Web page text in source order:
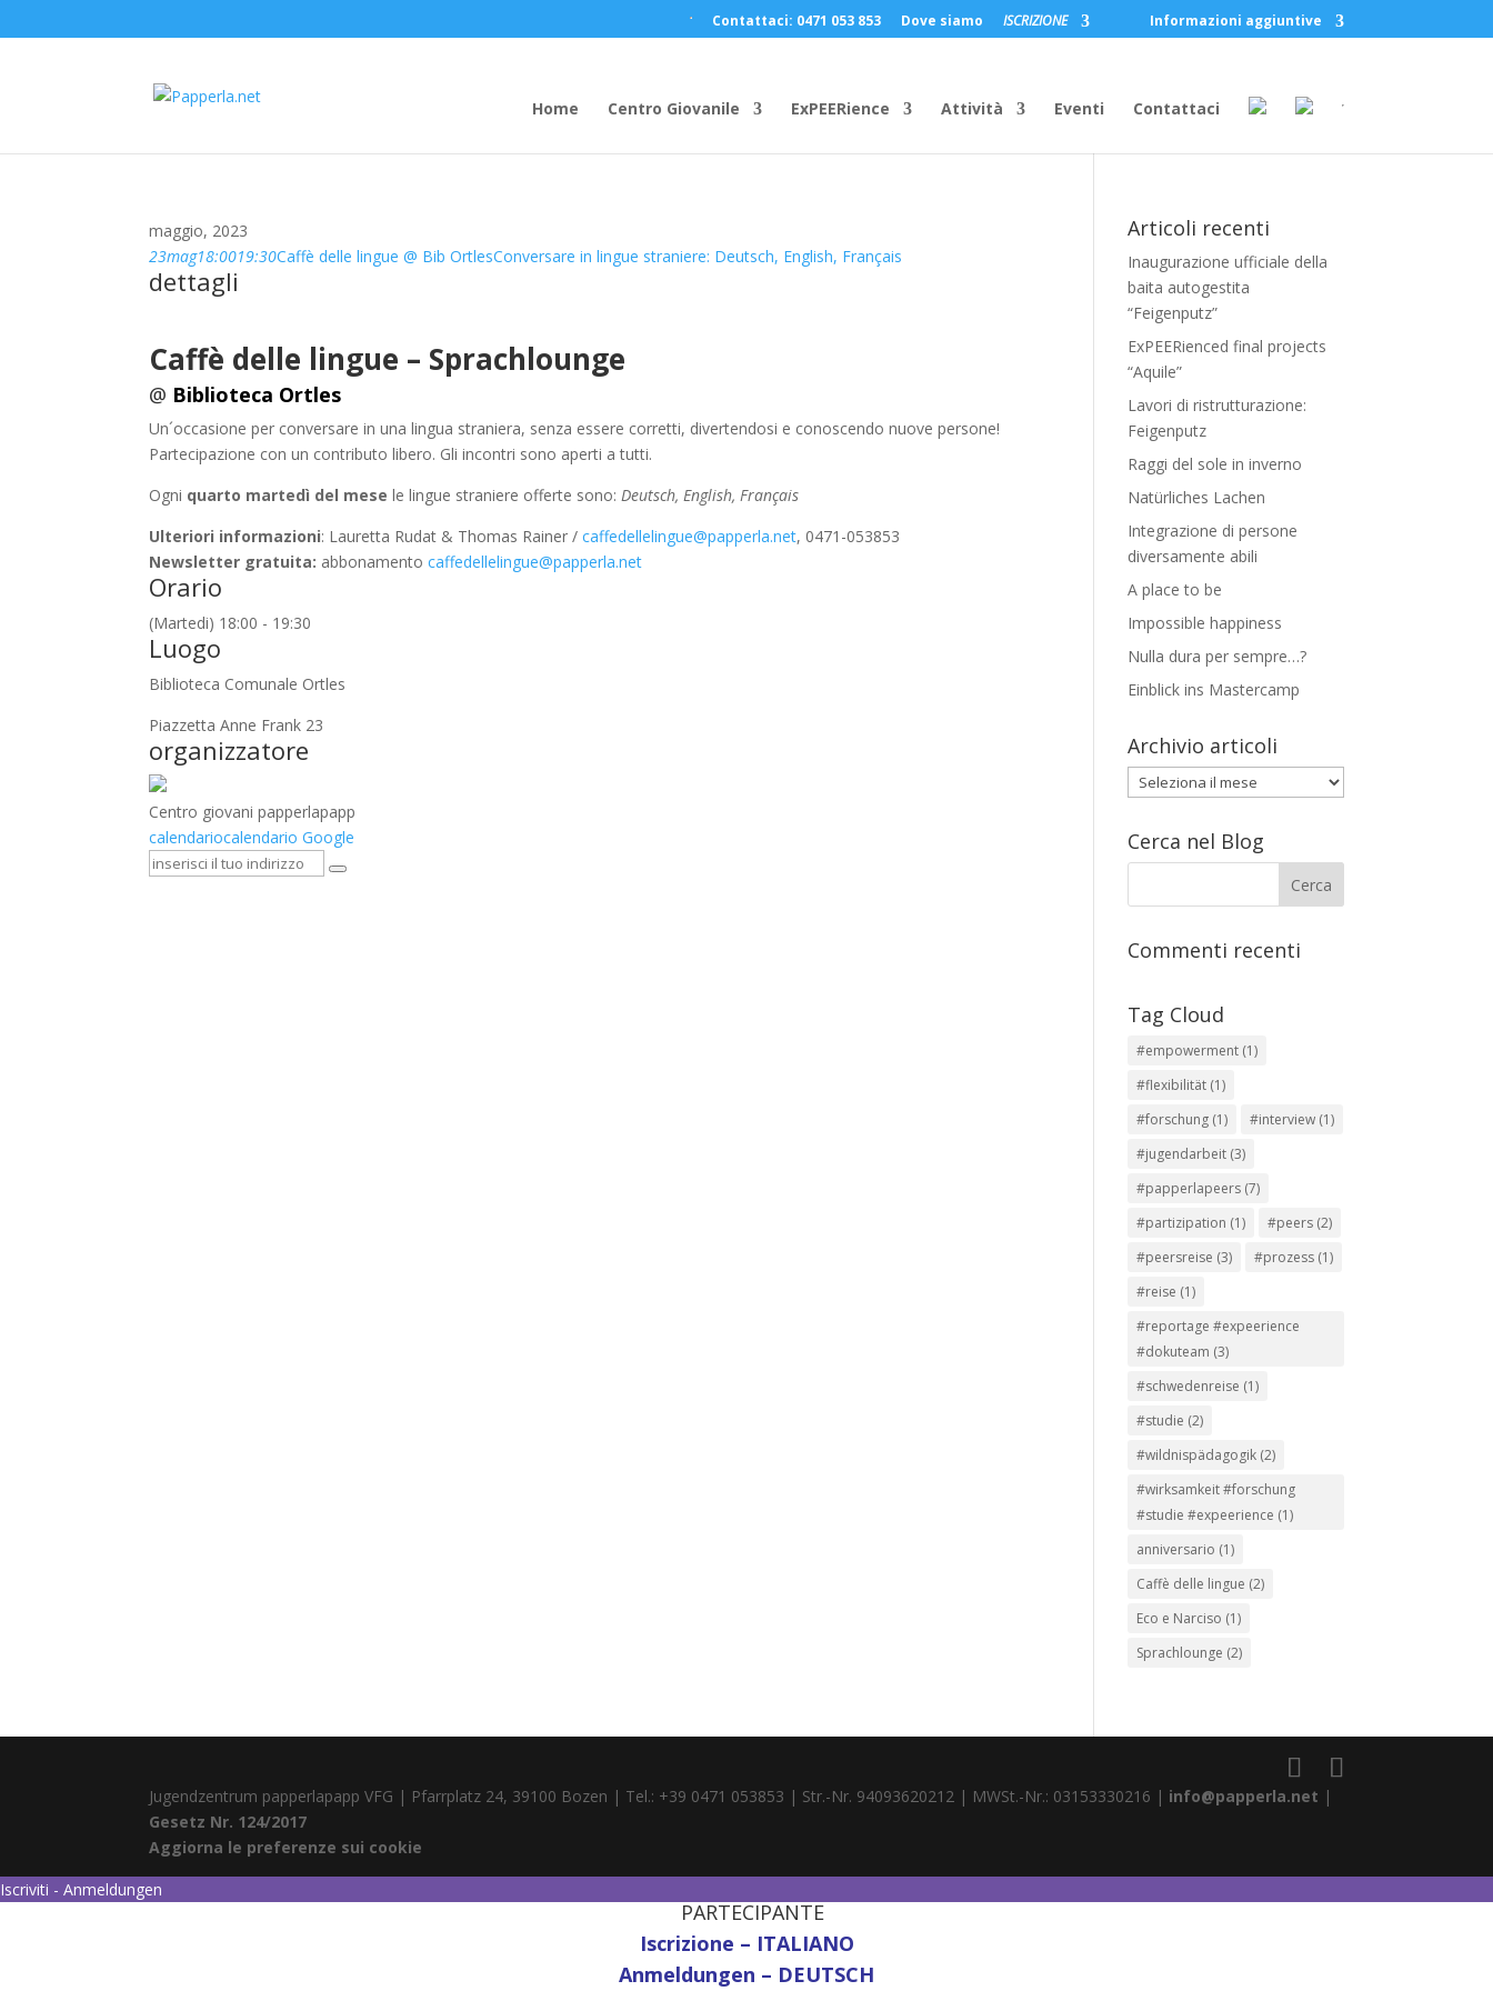
Contattaci: 0471 053 853 Dove siamo ISCRIZIONE Informazioni aggiuntive
Home Centro Giovanile ExPEERience Attività Eventi Contattaci
maggio, 2023
23mag18:0019:30Caffè delle lingue @ Bib OrtlesConversare in lingue straniere: Deutsch, English, Français
dettagli
Caffè delle lingue – Sprachlounge
@ Biblioteca Ortles
Un´occasione per conversare in una lingua straniera, senza essere corretti, divertendosi e conoscendo nuove persone!
Partecipazione con un contributo libero. Gli incontri sono aperti a tutti.
Ogni quarto martedì del mese le lingue straniere offerte sono:Deutsch, English, Français
Ulteriori informazioni: Lauretta Rudat & Thomas Rainer /caffedellelingue@papperla.net, 0471-053853
Newsletter gratuita: abbonamentocaffedellelingue@papperla.net
Orario
(Martedi) 18:00 - 19:30
Luogo
Biblioteca Comunale Ortles
Piazzetta Anne Frank 23
organizzatore
Centro giovani papperlapapp
calendariocalendario Google
Articoli recenti
Inaugurazione ufficiale della
baita autogestita
“Feigenputz”
ExPEERienced final projects
“Aquile”
Lavori di ristrutturazione:
Feigenputz
Raggi del sole in inverno
Natürliches Lachen
Integrazione di persone
diversamente abili
A place to be
Impossible happiness
Nulla dura per sempre…?
Einblick ins Mastercamp
Archivio articoli
Archivio
articoli
Cerca nel Blog
Commenti recenti
Tag Cloud
#empowerment (1)
#flexibilität (1)
#forschung (1) #interview (1)
#jugendarbeit (3)
#papperlapeers (7)
#partizipation (1) #peers (2)
#peersreise (3) #prozess (1)
#reise (1)
#reportage #expeerience
#dokuteam (3)
#schwedenreise (1)
#studie (2)
#wildnispädagogik (2)
#wirksamkeit #forschung
#studie #expeerience (1)
anniversario (1)
Caffè delle lingue (2)
Eco e Narciso (1)
Sprachlounge (2)
Jugendzentrum papperlapapp VFG | Pfarrplatz 24, 39100 Bozen | Tel.: +39 0471 053853 | Str.-Nr. 94093620212 | MWSt.-Nr.: 03153330216 | info@papperla.net |
Gesetz Nr. 124/2017
Aggiorna le preferenze sui cookie
Iscriviti - Anmeldungen
PARTECIPANTE
Iscrizione – ITALIANO
Anmeldungen – DEUTSCH